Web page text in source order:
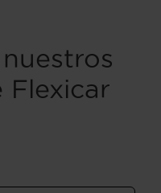
Flexicar